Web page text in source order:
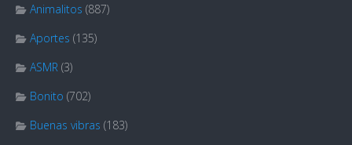
Animalitos (887)
Aportes (135)
ASMR (3)
Bonito (702)
Buenas vibras (183)